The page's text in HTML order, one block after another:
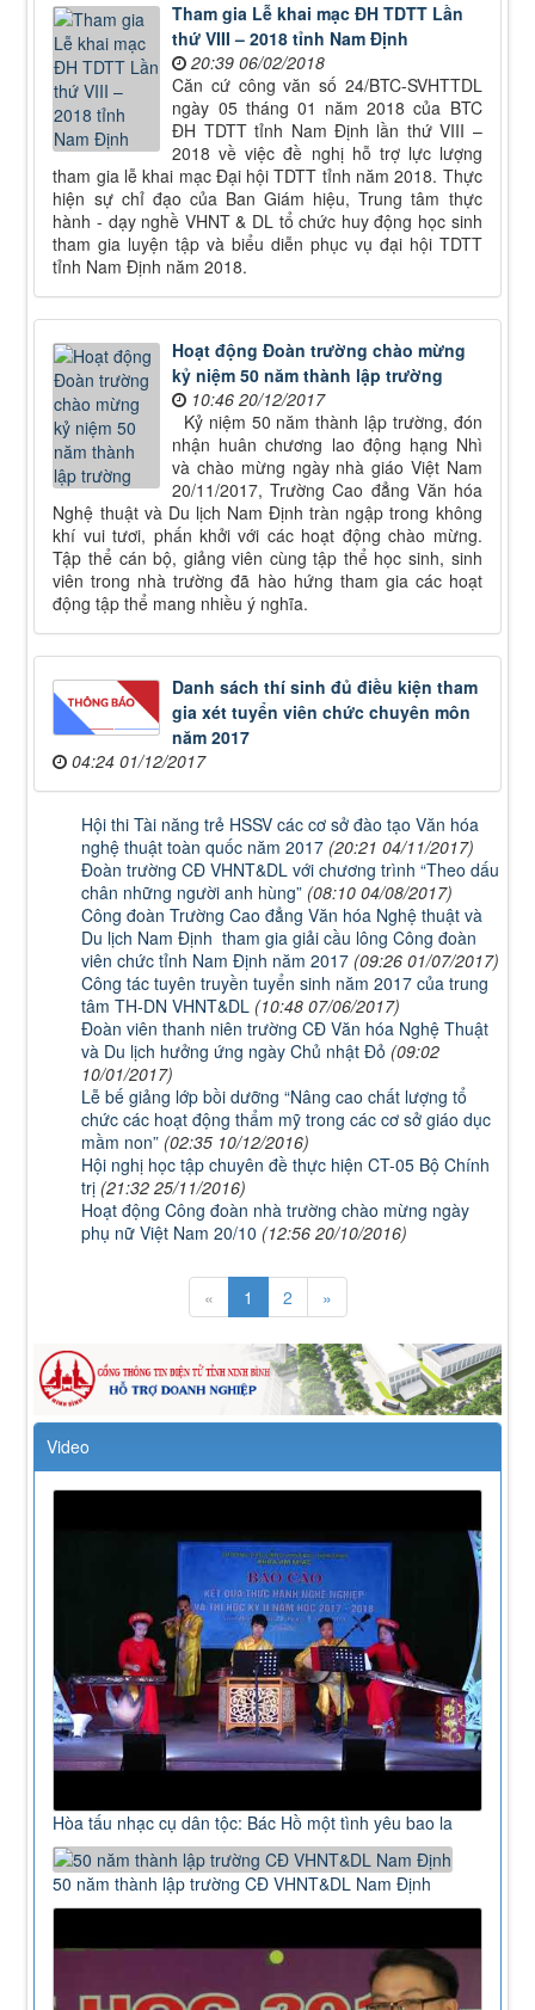
Tham gia Lễ khai mạc ĐH TDTT Lần
thứ VIII – 2018 tỉnh Nam Định
20:39 06/02/2018
Căn cứ công văn số 24/BTC-SVHTTDL
ngày 05 tháng 01 năm 2018 của BTC
ĐH TDTT tỉnh Nam Định lần thứ VIII –
2018 về việc đề nghị hỗ trợ lực lượng
tham gia lễ khai mạc Đại hội TDTT tỉnh năm 2018. Thực
hiện sự chỉ đạo của Ban Giám hiệu, Trung tâm thực
hành - dạy nghề VHNT & DL tổ chức huy động học sinh
tham gia luyện tập và biểu diễn phục vụ đại hội TDTT
tỉnh Nam Định năm 2018.
Hoạt động Đoàn trường chào mừng
kỷ niệm 50 năm thành lập trường
10:46 20/12/2017
Kỷ niệm 50 năm thành lập trường, đón
nhận huân chương lao động hạng Nhì
và chào mừng ngày nhà giáo Việt Nam
20/11/2017, Trường Cao đẳng Văn hóa
Nghệ thuật và Du lịch Nam Định tràn ngập trong không
khí vui tươi, phấn khởi với các hoạt động chào mừng.
Tập thể cán bộ, giảng viên cùng tập thể học sinh, sinh
viên trong nhà trường đã hào hứng tham gia các hoạt
động tập thể mang nhiều ý nghĩa.
Danh sách thí sinh đủ điều kiện tham
gia xét tuyển viên chức chuyên môn
năm 2017
04:24 01/12/2017
Hội thi Tài năng trẻ HSSV các cơ sở đào tạo Văn hóa
nghệ thuật toàn quốc năm 2017 (20:21 04/11/2017)
Đoàn trường CĐ VHNT&DL với chương trình “Theo dấu
chân những người anh hùng” (08:10 04/08/2017)
Công đoàn Trường Cao đẳng Văn hóa Nghệ thuật và
Du lịch Nam Định tham gia giải cầu lông Công đoàn
viên chức tỉnh Nam Định năm 2017 (09:26 01/07/2017)
Công tác tuyên truyền tuyển sinh năm 2017 của trung
tâm TH-DN VHNT&DL (10:48 07/06/2017)
Đoàn viên thanh niên trường CĐ Văn hóa Nghệ Thuật
và Du lịch hưởng ứng ngày Chủ nhật Đỏ (09:02
10/01/2017)
Lễ bế giảng lớp bồi dưỡng “Nâng cao chất lượng tổ
chức các hoạt động thẩm mỹ trong các cơ sở giáo dục
mầm non” (02:35 10/12/2016)
Hội nghị học tập chuyên đề thực hiện CT-05 Bộ Chính
trị (21:32 25/11/2016)
Hoạt động Công đoàn nhà trường chào mừng ngày
phụ nữ Việt Nam 20/10 (12:56 20/10/2016)
« 1 2 »
Video
Hòa tấu nhạc cụ dân tộc: Bác Hồ một tình yêu bao la
50 năm thành lập trường CĐ VHNT&DL Nam Định